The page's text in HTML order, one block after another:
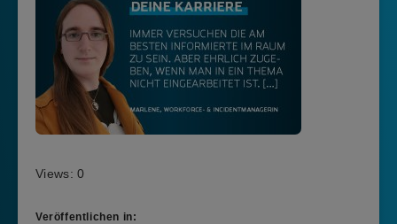
Views: 0
Veröffentlichen in: